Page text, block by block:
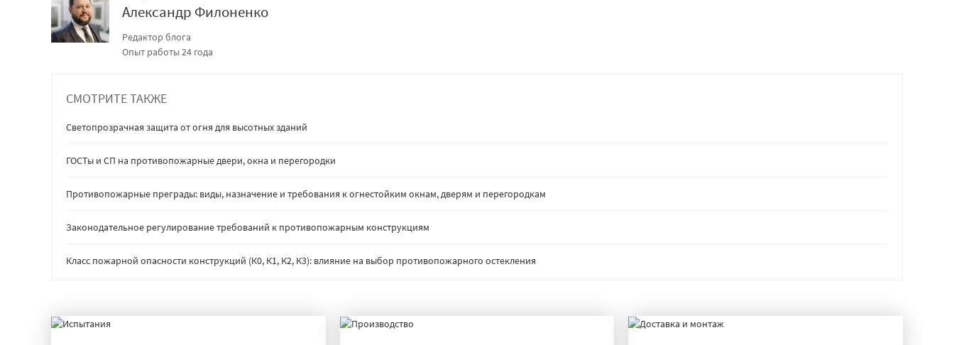
Александр Филоненко
Редактор блога
Опыт работы 24 года
СМОТРИТЕ ТАКЖЕ
Светопрозрачная защита от огня для высотных зданий
ГОСТы и СП на противопожарные двери, окна и перегородки
Противопожарные преграды: виды, назначение и требования к огнестойким окнам, дверям и перегородкам
Законодательное регулирование требований к противопожарным конструкциям
Класс пожарной опасности конструкций (К0, К1, К2, К3): влияние на выбор противопожарного остекления